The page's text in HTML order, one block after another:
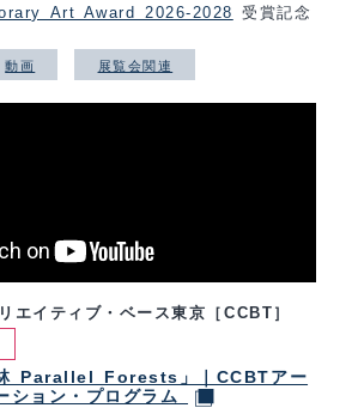
Art Award 2026-2028 受賞記念
動画 展覧会関連
エイティブ・ベース東京［CCBT］
Parallel Forests」｜CCBTアー
ション・プログラム